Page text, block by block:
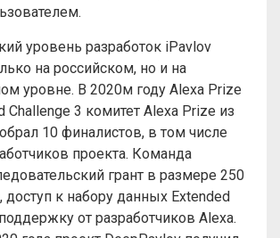
уровень разработок iPavlov
на российском, но и на
уровне. В 2020м году Alexa Prize
Challenge 3 комитет Alexa Prize из
10 финалистов, в том числе
проекта. Команда
грант в размере 250
доступ к набору данных Extended
от разработчиков Alexa.